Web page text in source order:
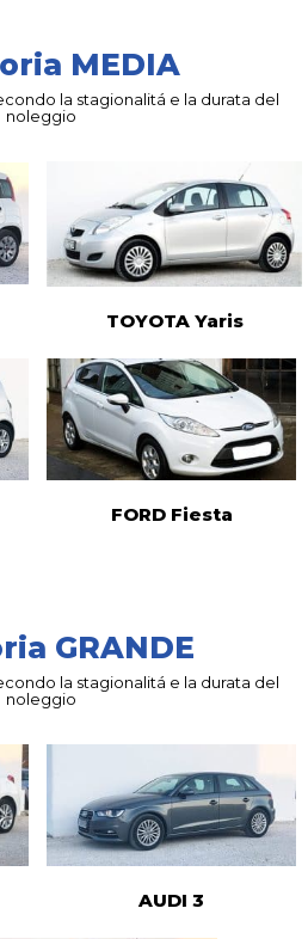
MEDIA
la stagionalitá e la durata del
noleggio
TOYOTA Yaris
FORD Fiesta
GRANDE
la stagionalitá e la durata del
noleggio
AUDI 3